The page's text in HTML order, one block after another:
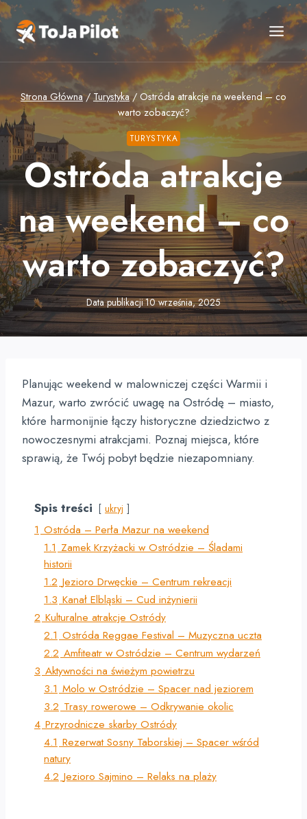
Przejdź
do
treści
Strona Główna / Turystyka / Ostróda atrakcje na weekend – co
warto zobaczyć?
TURYSTYKA
Ostróda atrakcje
na weekend – co
warto zobaczyć?
Data publikacji10 września, 2025
Planując weekend w malowniczej części Warmii i
Mazur, warto zwrócić uwagę na Ostródę – miasto,
które harmonijnie łączy historyczne dziedzictwo z
nowoczesnymi atrakcjami. Poznaj miejsca, które
sprawią, że Twój pobyt będzie niezapomniany.
Spis treści ukryj
1 Ostróda – Perła Mazur na weekend
1.1 Zamek Krzyżacki w Ostródzie – Śladami
historii
1.2 Jezioro Drwęckie – Centrum rekreacji
1.3 Kanał Elbląski – Cud inżynierii
2 Kulturalne atrakcje Ostródy
2.1 Ostróda Reggae Festival – Muzyczna uczta
2.2 Amfiteatr w Ostródzie – Centrum wydarzeń
3 Aktywności na świeżym powietrzu
3.1 Molo w Ostródzie – Spacer nad jeziorem
3.2 Trasy rowerowe – Odkrywanie okolic
4 Przyrodnicze skarby Ostródy
4.1 Rezerwat Sosny Taborskiej – Spacer wśród
natury
4.2 Jezioro Sajmino – Relaks na plaży